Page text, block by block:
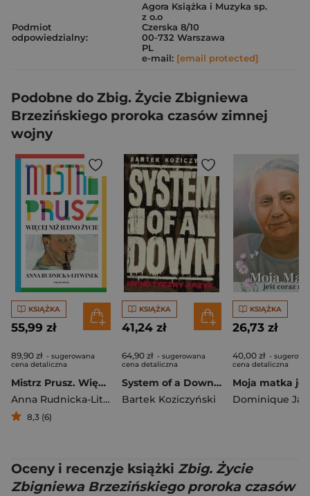
Podmiot
odpowiedzialny:
Agora Książka i Muzyka sp.
z o.o
Czerska 8/10
00-732 Warszawa
PL
e-mail: [email protected]
Podobne do Zbig. Życie Zbigniewa
Brzezińskiego proroka czasów zimnej
wojny
KSIĄŻKA
55,99 zł
89,90 zł - sugerowana
cena detaliczna
Mistrz Prusz. Więcej niż jedno życie
Anna Rudnicka-Litwinek
8,3 (6)
KSIĄŻKA
41,24 zł
64,90 zł - sugerowana
cena detaliczna
System of a Down. Hipnotyczny krzyk wyd. 2
Bartek Koziczyński
KSIĄŻKA
26,73 zł
40,00 zł -
cena detaliczna
Dominique
Oceny i recenzje książki Zbig. Życie
Zbigniewa Brzezińskiego proroka czasów